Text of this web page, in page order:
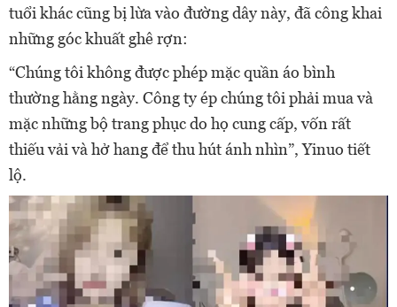
tuổi khác cũng bị lừa vào đường dây này, đã công khai
những góc khuất ghê rợn:
“Chúng tôi không được phép mặc quần áo bình
thường hằng ngày. Công ty ép chúng tôi phải mua và
mặc những bộ trang phục do họ cung cấp, vốn rất
thiếu vải và hở hang để thu hút ánh nhìn”, Yinuo tiết
lộ.